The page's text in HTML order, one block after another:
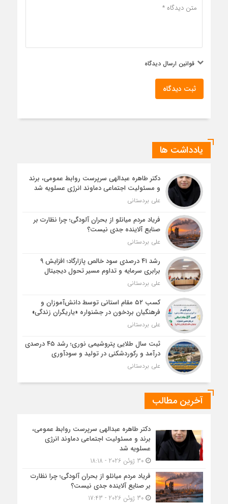
قوانین ارسال دیدگاه
ثبت دیدگاه
یادداشت ها
دکتر طاهره عبدالهی سرپرست روابط عمومی، برند
و مسئولیت اجتماعی دماوند انرژی عسلویه شد
علی بردستانی
فریاد مردم میانلو از بحران آلودگی؛ چرا نظارت بر
صنایع آلاینده جدی نیست؟
علی بردستانی
رشد ۴۱ درصدی سود خالص پازارگاد؛ افزایش ۹
برابری سرمایه و تداوم مسیر تحول دیجیتال
علی بردستانی
کسب ۵۲ مقام استانی توسط دانش‌آموزان و
فرهنگیان بردخون در جشنواره «یاریگران زندگی»
علی بردستانی
ثبت سال طلایی پتروشیمی نوری؛ رشد ۴۵ درصدی
درآمد و رکوردشکنی در تولید و سودآوری
علی بردستانی
آخرین مطالب
دکتر طاهره عبدالهی سرپرست روابط عمومی،
برند و مسئولیت اجتماعی دماوند انرژی
عسلویه شد
30 ژوئن 2026 - 18:18
فریاد مردم میانلو از بحران آلودگی؛ چرا نظارت
بر صنایع آلاینده جدی نیست؟
30 ژوئن 2026 - 17:43